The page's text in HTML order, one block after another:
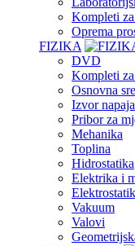
Kompleti
Oprema
FIZIKA
DVD
Kompleti
Osnovna
Izvor
Pribor za
Mehanika
Toplina
Hidrostatika
Elektrika i
Vakuum
Valovi